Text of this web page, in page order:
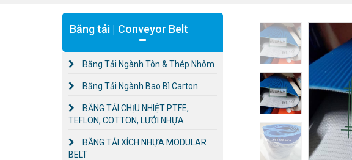
Băng tải | Conveyor Belt
Băng Tải Ngành Tôn & Thép Nhôm
Băng Tải Ngành Bao Bì Carton
BĂNG TẢI CHỊU NHIỆT PTFE,
TEFLON, COTTON, LƯỚI NHỰA.
BĂNG TẢI XÍCH NHỰA MODULAR
BELT